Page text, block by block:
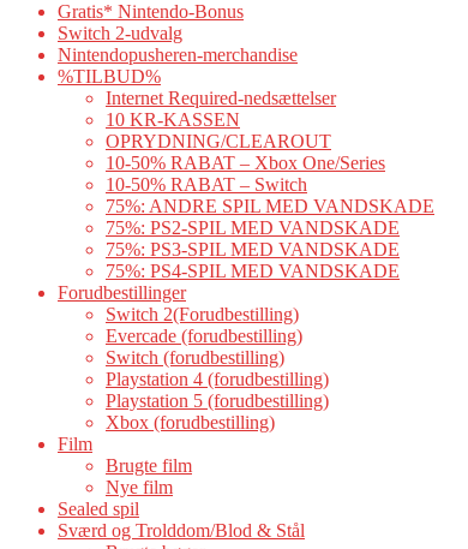
Gratis* Nintendo-Bonus
Switch 2-udvalg
Nintendopusheren-merchandise
%TILBUD%
Internet Required-nedsættelser
10 KR-KASSEN
OPRYDNING/CLEAROUT
10-50% RABAT – Xbox One/Series
10-50% RABAT – Switch
75%: ANDRE SPIL MED VANDSKADE
75%: PS2-SPIL MED VANDSKADE
75%: PS3-SPIL MED VANDSKADE
75%: PS4-SPIL MED VANDSKADE
Forudbestillinger
Switch 2(Forudbestilling)
Evercade (forudbestilling)
Switch (forudbestilling)
Playstation 4 (forudbestilling)
Playstation 5 (forudbestilling)
Xbox (forudbestilling)
Film
Brugte film
Nye film
Sealed spil
Sværd og Trolddom/Blod & Stål